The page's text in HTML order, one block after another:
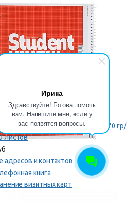
Ирина
Здравствуйте! Готова помочь
вам. Напишите мне, если у
вас появятся вопросы.
для левшей
левши Brunnen, на пружине, 70 гр/
листов
адресов и контактов
книга
визитных карт